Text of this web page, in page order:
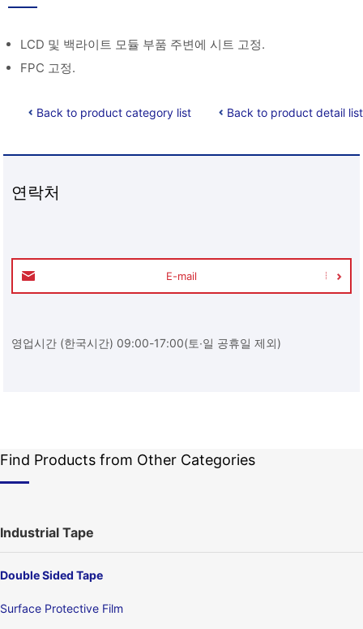
LCD 및 백라이트 모듈 부품 주변에 시트 고정.
FPC 고정.
Back to product category list Back to product detail list
연락처
E-mail
영업시간 (한국시간) 09:00-17:00(토∙일 공휴일 제외)
Find Products from Other Categories
Industrial Tape
Double Sided Tape
Surface Protective Film